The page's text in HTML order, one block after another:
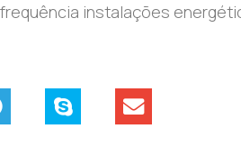
instalações